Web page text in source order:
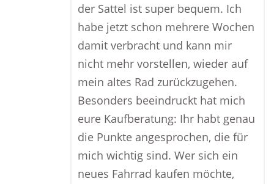
der Sattel ist super bequem. Ich
habe jetzt schon mehrere Wochen
damit verbracht und kann mir
nicht mehr vorstellen, wieder auf
mein altes Rad zurückzugehen.
Besonders beeindruckt hat mich
eure Kaufberatung: Ihr habt genau
die Punkte angesprochen, die für
mich wichtig sind. Wer sich ein
neues Fahrrad kaufen möchte,